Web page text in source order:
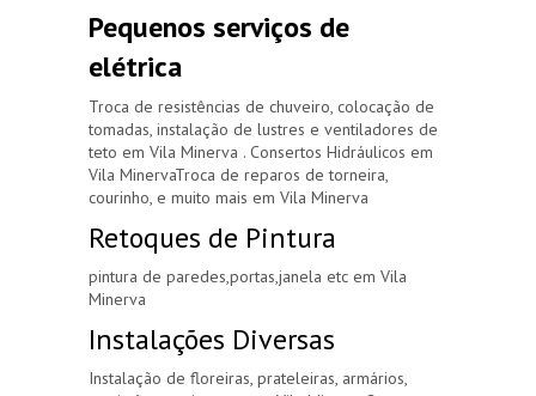
Pequenos serviços de
elétrica
Troca de resistências de chuveiro, colocação de
tomadas, instalação de lustres e ventiladores de
teto em Vila Minerva . Consertos Hidráulicos em
Vila MinervaTroca de reparos de torneira,
courinho, e muito mais em Vila Minerva
Retoques de Pintura
pintura de paredes,portas,janela etc em Vila
Minerva
Instalações Diversas
Instalação de floreiras, prateleiras, armários,